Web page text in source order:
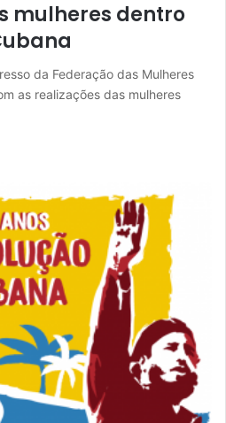
mulheres dentro
da Federação das Mulheres
as realizações das mulheres